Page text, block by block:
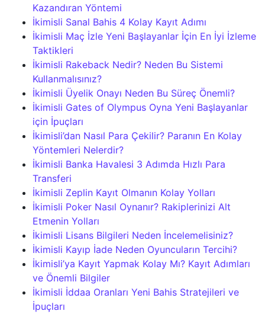
Kazandıran Yöntemi
İkimisli Sanal Bahis 4 Kolay Kayıt Adımı
İkimisli Maç İzle Yeni Başlayanlar İçin En İyi İzleme
Taktikleri
İkimisli Rakeback Nedir? Neden Bu Sistemi
Kullanmalısınız?
İkimisli Üyelik Onayı Neden Bu Süreç Önemli?
İkimisli Gates of Olympus Oyna Yeni Başlayanlar
için İpuçları
İkimisli’dan Nasıl Para Çekilir? Paranın En Kolay
Yöntemleri Nelerdir?
İkimisli Banka Havalesi 3 Adımda Hızlı Para
Transferi
İkimisli Zeplin Kayıt Olmanın Kolay Yolları
İkimisli Poker Nasıl Oynanır? Rakiplerinizi Alt
Etmenin Yolları
İkimisli Lisans Bilgileri Neden İncelemelisiniz?
İkimisli Kayıp İade Neden Oyuncuların Tercihi?
İkimisli’ya Kayıt Yapmak Kolay Mı? Kayıt Adımları
ve Önemli Bilgiler
İkimisli İddaa Oranları Yeni Bahis Stratejileri ve
İpuçları